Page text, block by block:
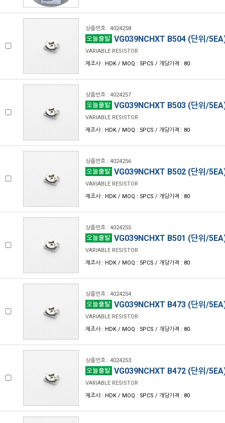
상품번호 : 4024258
VG039NCHXT B504 (단위/
VARIABLE RESISTOR
제조사 : HDK / MOQ : 5PCS / 개당가격 : 80
상품번호 : 4024257
VG039NCHXT B503 (단위/
VARIABLE RESISTOR
제조사 : HDK / MOQ : 5PCS / 개당가격 : 80
상품번호 : 4024256
VG039NCHXT B502 (단위/
VARIABLE RESISTOR
제조사 : HDK / MOQ : 5PCS / 개당가격 : 80
상품번호 : 4024255
VG039NCHXT B501 (단위/
VARIABLE RESISTOR
제조사 : HDK / MOQ : 5PCS / 개당가격 : 80
상품번호 : 4024254
VG039NCHXT B473 (단위/
VARIABLE RESISTOR
제조사 : HDK / MOQ : 5PCS / 개당가격 : 80
상품번호 : 4024253
VG039NCHXT B472 (단위/
VARIABLE RESISTOR
제조사 : HDK / MOQ : 5PCS / 개당가격 : 80